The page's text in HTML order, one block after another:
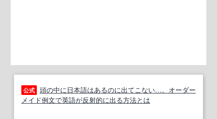
公式 頭の中に日本語はあるのに出てこない…。オーダー
メイド例文で英語が反射的に出る方法とは